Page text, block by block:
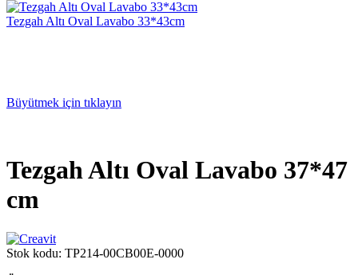
Tezgah Altı Oval Lavabo 33*43cm
Büyütmek için tıklayın
Tezgah Altı Oval Lavabo 37*47
cm
Stok kodu: TP214-00CB00E-0000